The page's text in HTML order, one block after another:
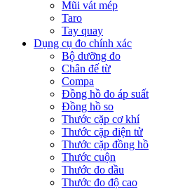
Mũi vát mép
Taro
Tay quay
Dụng cụ đo chính xác
Bộ dưỡng đo
Chân đế từ
Compa
Đồng hồ đo áp suất
Đồng hồ so
Thước cặp cơ khí
Thước cặp điện tử
Thước cặp đồng hồ
Thước cuộn
Thước đo dầu
Thước đo độ cao